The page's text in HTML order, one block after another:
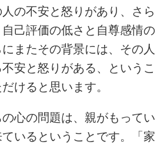
の不安と怒りがあり、さら
己評価の低さと自尊感情の
またその背景には、その人
安と怒りがある、というこ
けると思います。
心の問題は、親がもってい
いるということです。「家